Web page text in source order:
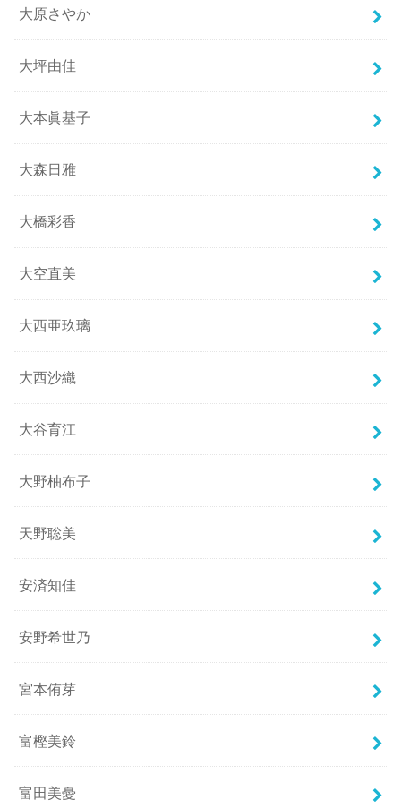
大原さやか
大坪由佳
大本眞基子
大森日雅
大橋彩香
大空直美
大西亜玖璃
大西沙織
大谷育江
大野柚布子
天野聡美
安済知佳
安野希世乃
宮本侑芽
富樫美鈴
富田美憂